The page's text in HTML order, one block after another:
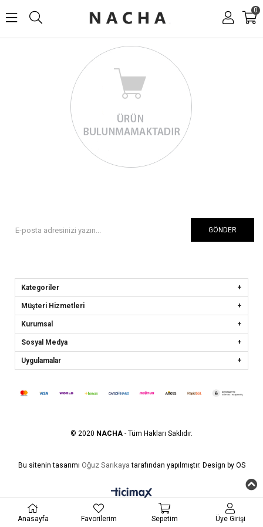
0
GÖNDER
Kategoriler
Müşteri Hizmetleri
Kurumsal
Sosyal Medya
Uygulamalar
© 2020 NACHA - Tüm Hakları Saklıdır.
Bu sitenin tasarımı Oğuz Sarıkaya tarafından yapılmıştır. Design by OS
Anasayfa Favorilerim Sepetim Üye Girişi